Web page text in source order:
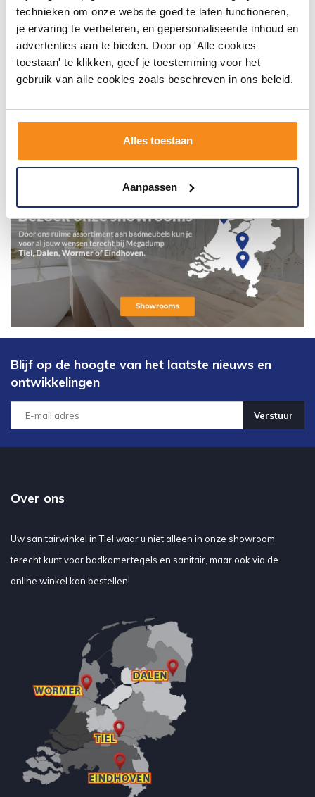
technieken om onze website goed te laten functioneren,
je ervaring te verbeteren, en gepersonaliseerde inhoud en
advertenties aan te bieden. Door op 'Alle cookies
toestaan' te klikken, geef je toestemming voor het
gebruik van alle cookies zoals beschreven in ons beleid.
Alles toestaan
Aanpassen
Blijf op de hoogte van het laatste nieuws en
ontwikkelingen
Verstuur
Over ons
Uw sanitairwinkel in Tiel waar u niet alleen in onze showroom
terecht kunt voor badkamertegels en sanitair, maar ook via de
online winkel kan bestellen!